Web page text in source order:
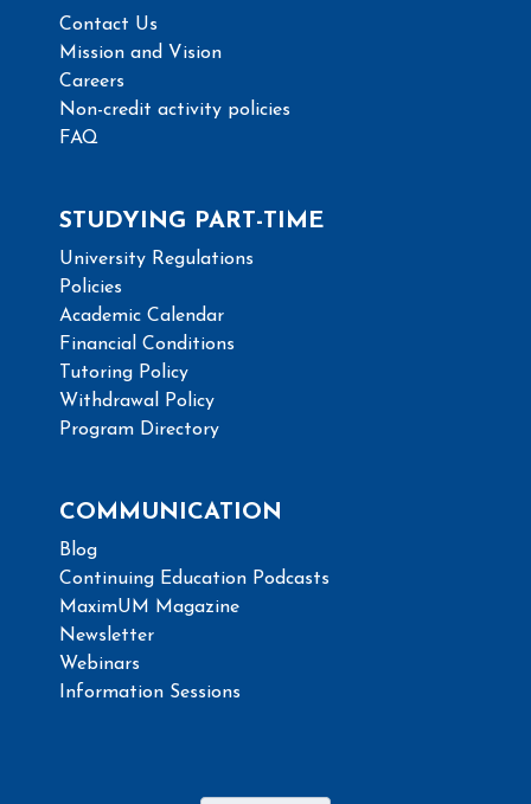
Contact Us
Mission and Vision
Careers
Non-credit activity policies
FAQ
STUDYING PART-TIME
University Regulations
Policies
Academic Calendar
Financial Conditions
Tutoring Policy
Withdrawal Policy
Program Directory
COMMUNICATION
Blog
Continuing Education Podcasts
MaximUM Magazine
Newsletter
Webinars
Information Sessions